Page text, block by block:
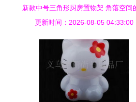
新款中号三角形厨房置物架 角落空间
纳艺术
更新时间：2026-08-05 04:33:00